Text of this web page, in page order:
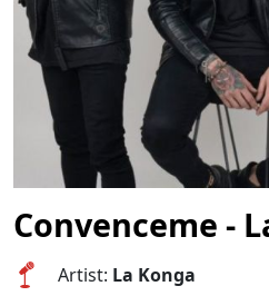
Convenceme -
Artist: La Konga